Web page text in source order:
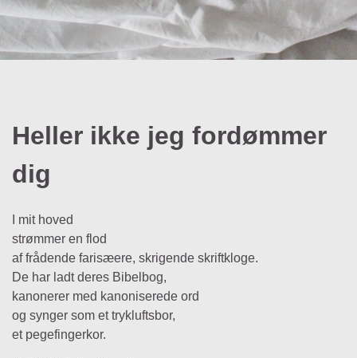
Heller ikke jeg fordømmer
dig
I mit hoved
strømmer en flod
af frådende farisæere, skrigende skriftkloge.
De har ladt deres Bibelbog,
kanonerer med kanoniserede ord
og synger som et trykluftsbor,
et pegefingerkor.